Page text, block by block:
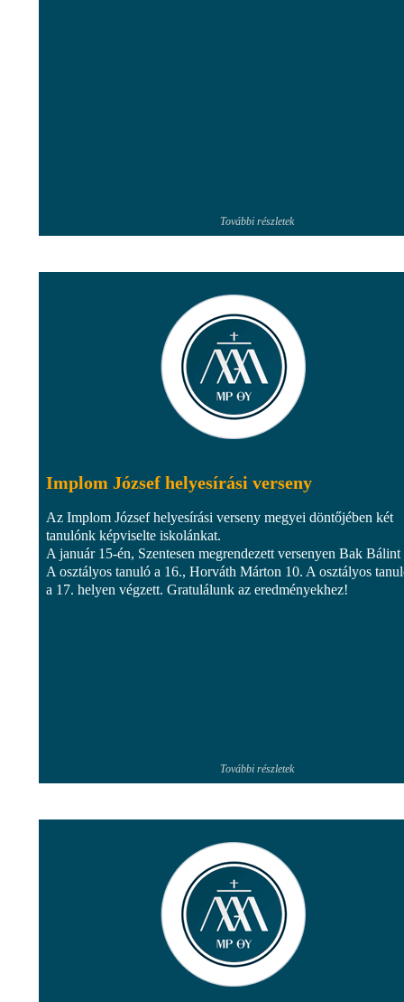
További részletek
Implom József helyesírási verseny
Az Implom József helyesírási verseny megyei döntőjében két
tanulónk képviselte iskolánkat.
A január 15-én, Szentesen megrendezett versenyen Bak Bálint
A osztályos tanuló a 16., Horváth Márton 10. A osztályos
a 17. helyen végzett. Gratulálunk az eredményekhez!
További részletek